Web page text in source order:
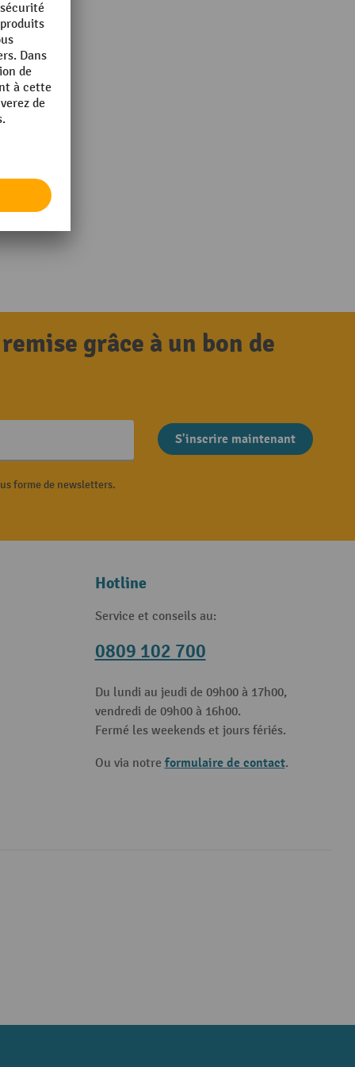
grâce à un bon de
S'inscrire maintenant
forme de newsletters.
Hotline
Service et conseils au:
0809 102 700
Du lundi au jeudi de 09h00 à 17h00,
vendredi de 09h00 à 16h00.
Fermé les weekends et jours fériés.
Ou via notre formulaire de contact.